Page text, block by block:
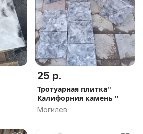
25 р.
Тротуарная плитка''
Калифорния камень ''
Могилев